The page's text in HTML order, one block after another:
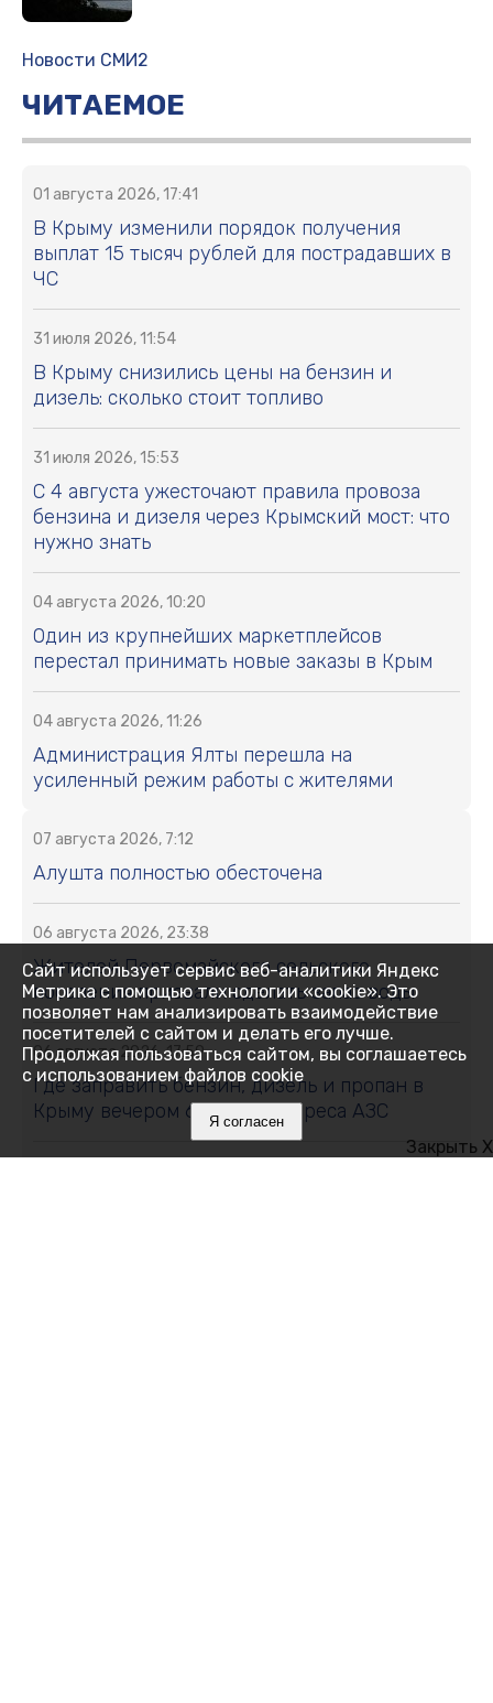
Новости СМИ2
ЧИТАЕМОЕ
01 августа 2026, 17:41
В Крыму изменили порядок получения
выплат 15 тысяч рублей для пострадавших в
ЧС
31 июля 2026, 11:54
В Крыму снизились цены на бензин и
дизель: сколько стоит топливо
31 июля 2026, 15:53
С 4 августа ужесточают правила провоза
бензина и дизеля через Крымский мост: что
нужно знать
04 августа 2026, 10:20
Один из крупнейших маркетплейсов
перестал принимать новые заказы в Крым
04 августа 2026, 11:26
Администрация Ялты перешла на
усиленный режим работы с жителями
07 августа 2026, 7:12
Алушта полностью обесточена
06 августа 2026, 23:38
Жителей Первомайского сельского
поселения призвали сделать запас воды
06 августа 2026, 17:59
Где заправить бензин, дизель и пропан в
Крыму вечером 6 августа: адреса АЗС
Закрыть X
Сайт использует сервис веб-аналитики Яндекс
Метрика с помощью технологии «cookie». Это
позволяет нам анализировать взаимодействие
посетителей с сайтом и делать его лучше.
Продолжая пользоваться сайтом, вы соглашаетесь
с использованием файлов cookie
Я согласен